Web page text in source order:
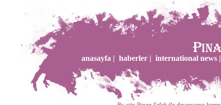
anasayfa | haberler | international news |